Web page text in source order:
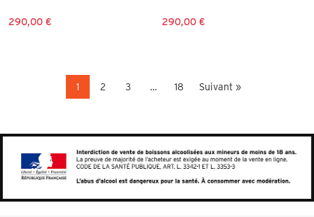
290,00 € 290,00 €
1 2 3 … 18 Suivant »